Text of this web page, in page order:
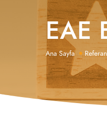
EAE
Ana Sayfa